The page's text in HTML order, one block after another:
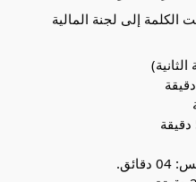
الكلمة إلى لجنة المالية